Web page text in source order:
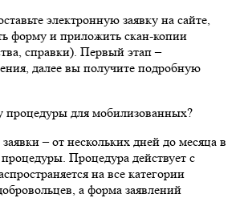
электронную заявку на сайте,
форму и приложить скан-копии
справки). Первый этап –
далее вы получите подробную
процедуры для мобилизованных?
– от нескольких дней до месяца в
Процедура действует с
на все категории
а форма заявлений